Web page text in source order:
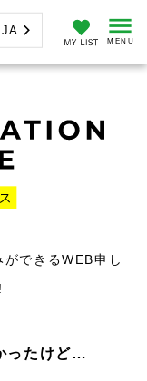
JA
できるWEB申し
ったけど…